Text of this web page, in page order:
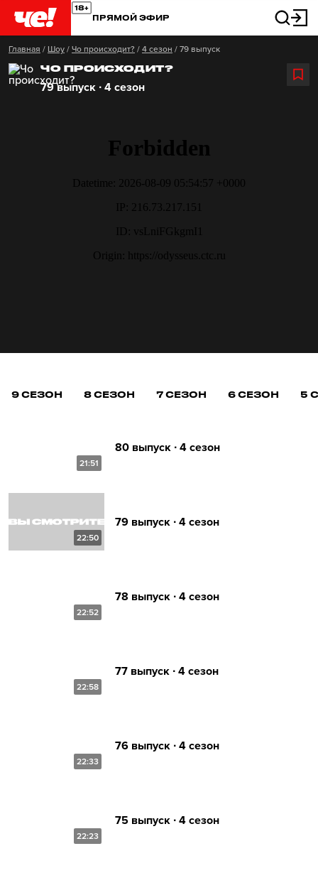
ПРЯМОЙ ЭФИР
Главная / Шоу / Чо происходит? / 4 сезон / 79 выпуск
ЧО ПРОИСХОДИТ?
79 выпуск ∙ 4 сезон
9 СЕЗОН 8 СЕЗОН 7 СЕЗОН 6 СЕЗОН 5
21:51
80 выпуск ∙ 4 сезон
22:50
79 выпуск ∙ 4 сезон
22:52
78 выпуск ∙ 4 сезон
22:58
77 выпуск ∙ 4 сезон
22:33
76 выпуск ∙ 4 сезон
22:23
75 выпуск ∙ 4 сезон